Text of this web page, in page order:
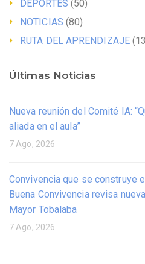
DEPORTES (50)
NOTICIAS (80)
RUTA DEL APRENDIZAJE
Últimas Noticias
Nueva reunión del Comité IA:
aliada en el aula”
7 Ago, 2026
Convivencia que se construye
Buena Convivencia revisa
Mayor Tobalaba
7 Ago, 2026